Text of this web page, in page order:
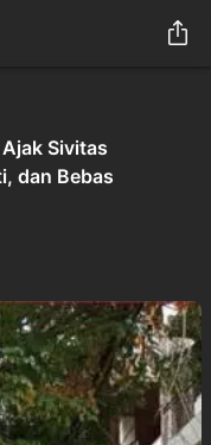
Sivitas
dan Bebas